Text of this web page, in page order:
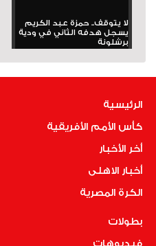
لا يتوقف.. حمزة عبد الكريم
يسجل هدفه الثاني في ودية
برشلونة
الرئيسية
كأس الأمم الأفريقية
أخر الأخبار
أخبار الاهلى
الكرة المصرية
بطولات